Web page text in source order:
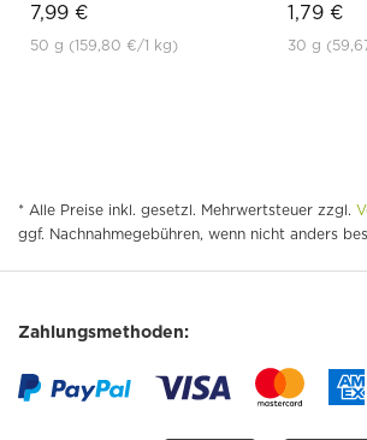
7,99 €
50 g (159,80 €/1 kg)
1,79 €
30 g
* Alle Preise inkl. gesetzl. Mehrwertsteuer zzgl.
ggf. Nachnahmegebühren, wenn nicht anders
Zahlungsmethoden: